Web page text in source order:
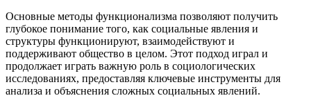
Основные методы функционализма позволяют получить
глубокое понимание того, как социальные явления и
структуры функционируют, взаимодействуют и
поддерживают общество в целом. Этот подход играл и
продолжает играть важную роль в социологических
исследованиях, предоставляя ключевые инструменты для
анализа и объяснения сложных социальных явлений.